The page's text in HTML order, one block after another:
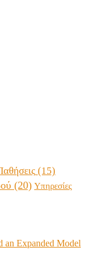
(15)
(20) Υπηρεσίες
an Expanded Model